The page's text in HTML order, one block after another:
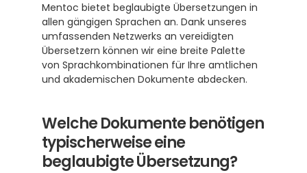
Mentoc bietet beglaubigte Übersetzungen in
allen gängigen Sprachen an. Dank unseres
umfassenden Netzwerks an vereidigten
Übersetzern können wir eine breite Palette
von Sprachkombinationen für Ihre amtlichen
und akademischen Dokumente abdecken.
Welche Dokumente benötigen
typischerweise eine
beglaubigte Übersetzung?